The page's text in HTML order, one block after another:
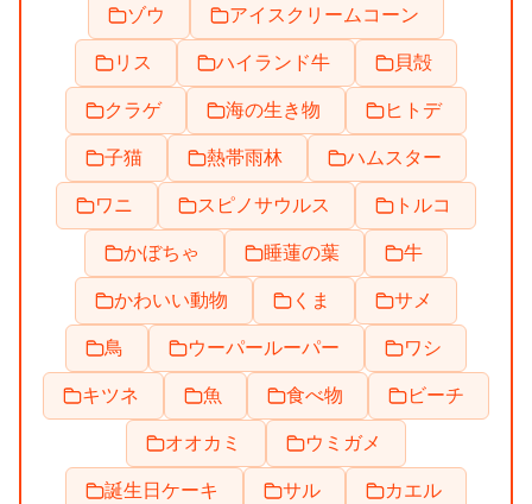
ゾウ
アイスクリームコーン
リス
ハイランド牛
貝殻
クラゲ
海の生き物
ヒトデ
子猫
熱帯雨林
ハムスター
ワニ
スピノサウルス
トルコ
かぼちゃ
睡蓮の葉
牛
かわいい動物
くま
サメ
鳥
ウーパールーパー
ワシ
キツネ
魚 食べ物
ビーチ
オオカミ
ウミガメ
誕生日ケーキ
サル
カエル